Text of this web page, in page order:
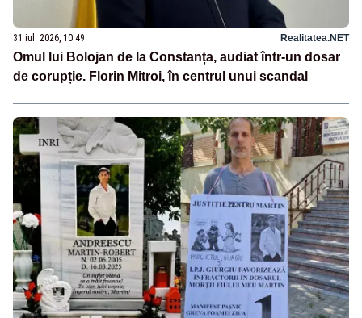
31 iul. 2026, 10:49 Realitatea.NET
Omul lui Bolojan de la Constanța, audiat într-un dosar
de corupție. Florin Mitroi, în centrul unui scandal